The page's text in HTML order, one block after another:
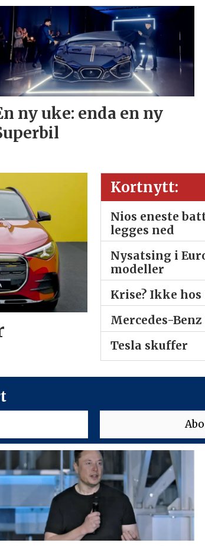
ny uke: enda en ny
Kortnytt:
Nios eneste
legges ned
Nysatsing i
modeller
Krise? Ikke
Mercedes-
Tesla skuffer